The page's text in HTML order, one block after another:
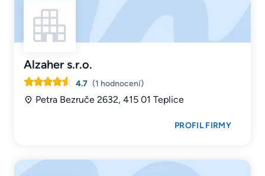
Alzaher s.r.o.
4.7 (1 hodnocení)
Petra Bezruče 2632, 415 01 Teplice
PROFIL FIRMY